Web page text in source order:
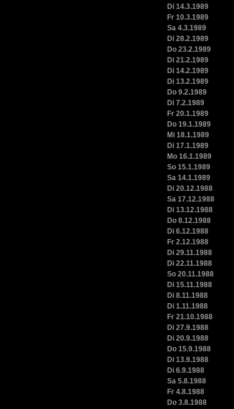
Di 14.3.1989
Fr 10.3.1989
Sa 4.3.1989
Di 28.2.1989
Do 23.2.1989
Di 21.2.1989
Di 14.2.1989
Di 13.2.1989
Do 9.2.1989
Di 7.2.1989
Fr 20.1.1989
Do 19.1.1989
Mi 18.1.1989
Di 17.1.1989
Mo 16.1.1989
So 15.1.1989
Sa 14.1.1989
Di 20.12.1988
Sa 17.12.1988
Di 13.12.1988
Do 8.12.1988
Di 6.12.1988
Fr 2.12.1988
Di 29.11.1988
Di 22.11.1988
So 20.11.1988
Di 15.11.1988
Di 8.11.1988
Di 1.11.1988
Fr 21.10.1988
Di 27.9.1988
Di 20.9.1988
Do 15.9.1988
Di 13.9.1988
Di 6.9.1988
Sa 5.8.1988
Fr 4.8.1988
Do 3.8.1988